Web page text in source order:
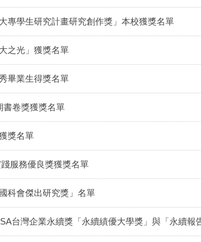
專學生研究計畫研究創作獎」本校獲獎名單
之光」獲獎名單
畢業生得獎名單
書卷獎獲獎名單
獎名單
服務優良獎獲獎名單
科會傑出研究獎」名單
台灣企業永續獎「永續績優大學獎」與「永續報